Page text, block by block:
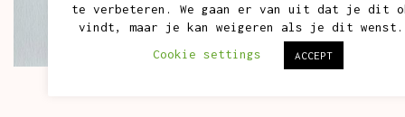
te verbeteren. We gaan er van uit dat je dit
vindt, maar je kan weigeren als je dit wenst.
Cookie settings
ACCEPT